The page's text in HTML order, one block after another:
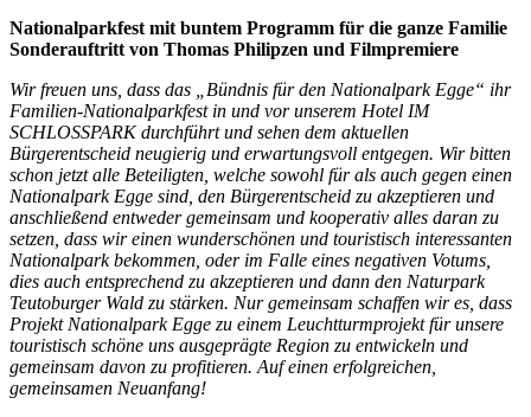
Nationalparkfest mit buntem Programm für die ganze Familie
Sonderauftritt von Thomas Philipzen und Filmpremiere
Wir freuen uns, dass das „Bündnis für den Nationalpark Egge“ ihr
Familien-Nationalparkfest in und vor unserem Hotel IM
SCHLOSSPARK durchführt und sehen dem aktuellen
Bürgerentscheid neugierig und erwartungsvoll entgegen. Wir bitten
schon jetzt alle Beteiligten, welche sowohl für als auch gegen einen
Nationalpark Egge sind, den Bürgerentscheid zu akzeptieren und
anschließend entweder gemeinsam und kooperativ alles daran zu
setzen, dass wir einen wunderschönen und touristisch interessanten
Nationalpark bekommen, oder im Falle eines negativen Votums,
dies auch entsprechend zu akzeptieren und dann den Naturpark
Teutoburger Wald zu stärken. Nur gemeinsam schaffen wir es, dass
Projekt Nationalpark Egge zu einem Leuchtturmprojekt für unsere
touristisch schöne uns ausgeprägte Region zu entwickeln und
gemeinsam davon zu profitieren. Auf einen erfolgreichen,
gemeinsamen Neuanfang!